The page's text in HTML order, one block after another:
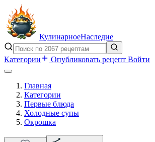
КулинарноеНаследие
Категории Опубликовать рецепт Войти
Главная
Категории
Первые блюда
Холодные супы
Окрошка